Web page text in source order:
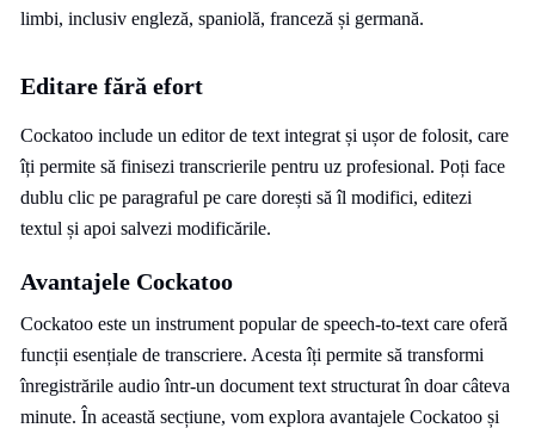
limbi, inclusiv engleză, spaniolă, franceză și germană.
Editare fără efort
Cockatoo include un editor de text integrat și ușor de folosit, care
îți permite să finisezi transcrierile pentru uz profesional. Poți face
dublu clic pe paragraful pe care dorești să îl modifici, editezi
textul și apoi salvezi modificările.
Avantajele Cockatoo
Cockatoo este un instrument popular de speech-to-text care oferă
funcții esențiale de transcriere. Acesta îți permite să transformi
înregistrările audio într-un document text structurat în doar câteva
minute. În această secțiune, vom explora avantajele Cockatoo și